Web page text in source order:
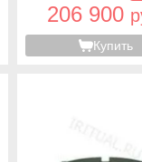
206 900
Купить